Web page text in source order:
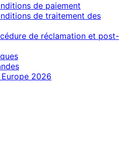
de paiement
de traitement des
de réclamation et post-
2026